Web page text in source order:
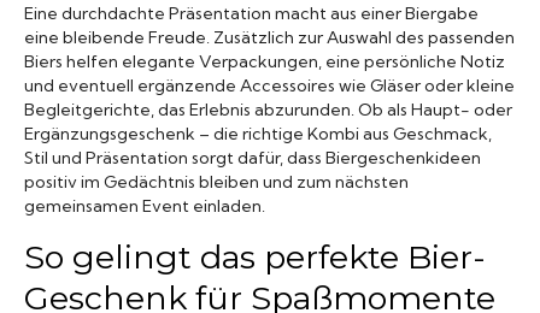
Eine durchdachte Präsentation macht aus einer Biergabe
eine bleibende Freude. Zusätzlich zur Auswahl des passenden
Biers helfen elegante Verpackungen, eine persönliche Notiz
und eventuell ergänzende Accessoires wie Gläser oder kleine
Begleitgerichte, das Erlebnis abzurunden. Ob als Haupt- oder
Ergänzungsgeschenk – die richtige Kombi aus Geschmack,
Stil und Präsentation sorgt dafür, dass Biergeschenkideen
positiv im Gedächtnis bleiben und zum nächsten
gemeinsamen Event einladen.
So gelingt das perfekte Bier-
Geschenk für Spaßmomente